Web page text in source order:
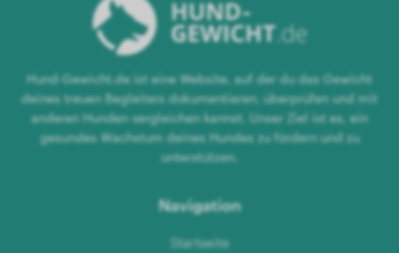
Hund-Gewicht.de ist eine Website, auf der du das Gewicht
deines treuen Begleiters dokumentieren, überprüfen und mit
anderen Hunden vergleichen kannst. Unser Ziel ist es, ein
gesundes Wachstum deines Hundes zu fördern und zu
unterstützen.
Navigation
Startseite